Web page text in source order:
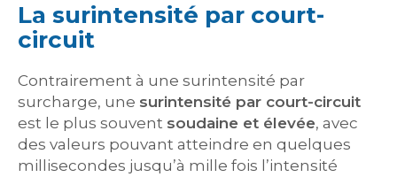
La surintensité par court-
circuit
Contrairement à une surintensité par
surcharge, une surintensité par court-circuit
est le plus souvent soudaine et élevée, avec
des valeurs pouvant atteindre en quelques
millisecondes jusqu’à mille fois l’intensité